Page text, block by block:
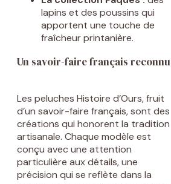
lapins et des poussins qui
apportent une touche de
fraîcheur printanière.
Un savoir-faire français reconnu
Les peluches Histoire d’Ours, fruit
d’un savoir-faire français, sont des
créations qui honorent la tradition
artisanale. Chaque modèle est
conçu avec une attention
particulière aux détails, une
précision qui se reflète dans la